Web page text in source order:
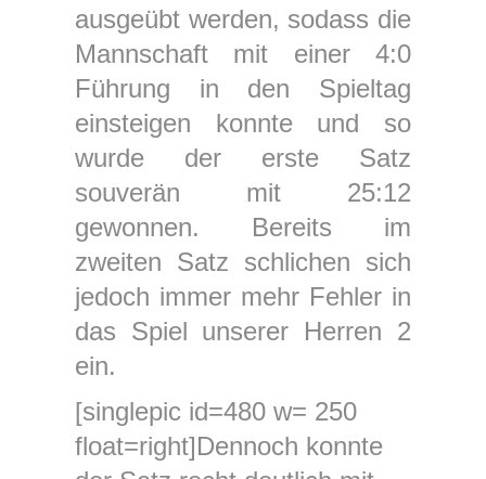
ausgeübt werden, sodass die
Mannschaft mit einer 4:0
Führung in den Spieltag
einsteigen konnte und so
wurde der erste Satz
souverän mit 25:12
gewonnen. Bereits im
zweiten Satz schlichen sich
jedoch immer mehr Fehler in
das Spiel unserer Herren 2
ein.
[singlepic id=480 w= 250
float=right]Dennoch konnte